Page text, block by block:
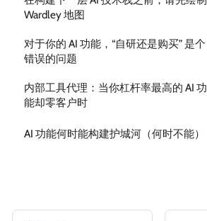
Wardley 地图
对于你的 AI 功能，“自研还是购买” 是个
错误的问题
内部工具代理：当你杠杆率最高的 AI 功
能却零客户时
AI 功能何时能构建护城河（何时不能）